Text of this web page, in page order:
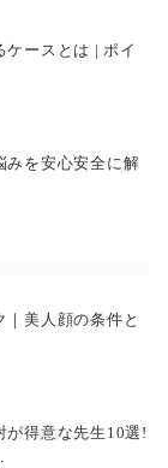
みを安心安全に解
ケースとは | ポイ
美人顔の条件と
が得意な先生10選!